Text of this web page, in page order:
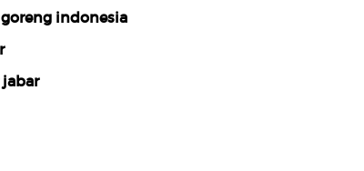
goreng indonesia
jabar